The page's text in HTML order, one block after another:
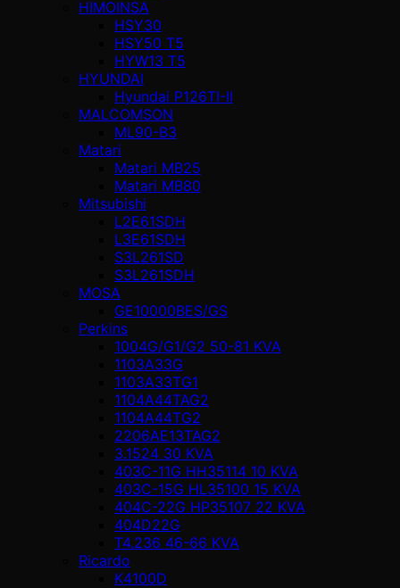
HIMOINSA
HSY30
HSY50 T5
HYW13 T5
HYUNDAI
Hyundai P126TI-II
MALCOMSON
ML90-B3
Matari
Matari MB25
Matari MB80
Mitsubishi
L2E61SDH
L3E61SDH
S3L261SD
S3L261SDH
MOSA
GE10000BES/GS
Perkins
1004G/G1/G2 50-81 KVA
1103A33G
1103A33TG1
1104A44TAG2
1104A44TG2
2206AE13TAG2
3.1524 30 KVA
403C-11G HH35114 10 KVA
403C-15G HL35100 15 KVA
404C-22G HP35107 22 KVA
404D22G
T4.236 46-66 KVA
Ricardo
K4100D